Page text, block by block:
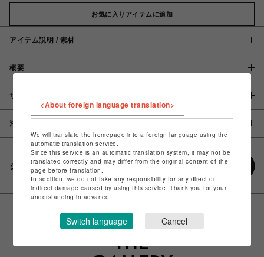
お気に入りアイテムに追加
アイテム説明 / 素材
概要
サイズ
注意事項
シェアする
<About foreign language translation>
We will translate the homepage into a foreign language using the
automatic translation service.
Since this service is an automatic translation system, it may not be
translated correctly and may differ from the original content of the
page before translation.
In addition, we do not take any responsibility for any direct or
indirect damage caused by using this service. Thank you for your
understanding in advance.
Switch language Cancel